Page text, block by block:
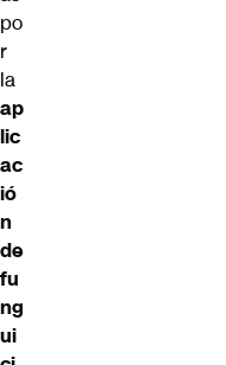
po
r
la
ap
lic
ac
ió
n
de
fu
ng
ui